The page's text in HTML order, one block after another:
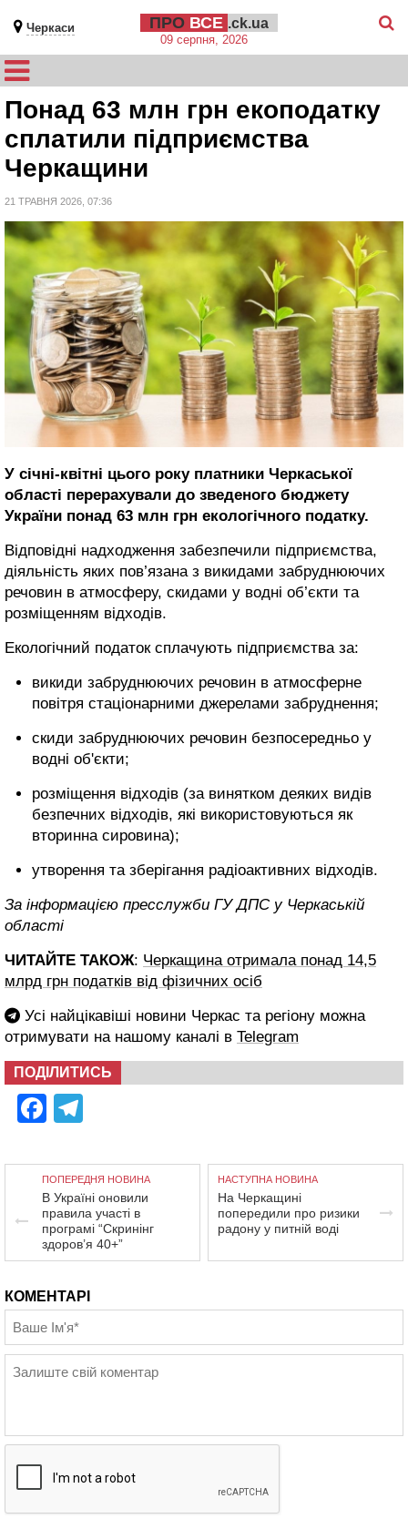
Черкаси ПРО ВСЕ .ck.ua
09 серпня, 2026
Понад 63 млн грн екоподатку
сплатили підприємства
Черкащини
21 ТРАВНЯ 2026, 07:36
У січні-квітні цього року платники Черкаської
області перерахували до зведеного бюджету
України понад 63 млн грн екологічного податку.
Відповідні надходження забезпечили підприємства,
діяльність яких пов’язана з викидами забруднюючих
речовин в атмосферу, скидами у водні об’єкти та
розміщенням відходів.
Екологічний податок сплачують підприємства за:
викиди забруднюючих речовин в атмосферне
повітря стаціонарними джерелами забруднення;
скиди забруднюючих речовин безпосередньо у
водні об'єкти;
розміщення відходів (за винятком деяких видів
безпечних відходів, які використовуються як
вторинна сировина);
утворення та зберігання радіоактивних відходів.
За інформацією пресслужби ГУ ДПС у Черкаській
області
ЧИТАЙТЕ ТАКОЖ: Черкащина отримала понад 14,5
млрд грн податків від фізичних осіб
Усі найцікавіші новини Черкас та регіону можна
отримувати на нашому каналі в Telegram
ПОДІЛИТИСЬ
Facebook
ПОПЕРЕДНЯ НОВИНА
В Україні оновили
правила участі в
програмі “Скринінг
здоров’я 40+”
НАСТУПНА НОВИНА
На Черкащині
попередили про ризики
радону у питній воді
КОМЕНТАРІ